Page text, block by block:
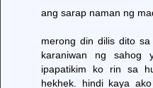
ang sarap naman ng
merong din dilis dito
karaniwan ng sahog
ipapatikim ko rin sa
hekhek. hindi kaya